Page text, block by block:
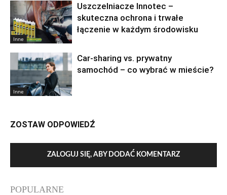
Inne
Uszczelniacze Innotec –
skuteczna ochrona i trwałe
łączenie w każdym środowisku
Inne
Car-sharing vs. prywatny
samochód – co wybrać w mieście?
ZOSTAW ODPOWIEDŹ
ZALOGUJ SIĘ, ABY DODAĆ KOMENTARZ
POPULARNE